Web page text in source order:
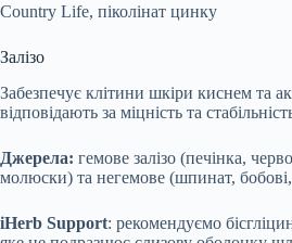
Country Life, піколінат цинку
Залізо
Забезпечує клітини шкіри киснем та
відповідають за міцність та
Джерела: гемове залізо (печінка,
молюски) та негемове (шпинат,
iHerb Support: рекомендуємо